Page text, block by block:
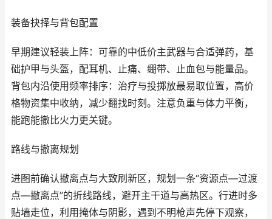
装备抉择与背包配置
早期建议轻装上阵：可靠的中低价主武器与合适弹药，基
础护甲与头盔，配耳机、止痛、绷带、止血包与能量品。
背包内沿使用频率排序：治疗与投掷放最易取位置，高价
格物资集中收纳，减少翻找时刻。注意负重与体力平衡，
能跑能撤比火力更关键。
路线与撤离规划
进图前确认撤离点与大致刷新区，规划一条“资源点—过渡
点—撤离点”的折线路线，避开主干道与高热区。行进时多
贴墙走位，利用掩体与阴影，遇到不明枪声先停下观察，